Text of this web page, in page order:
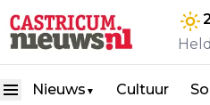
Nieuws ▼ Cultuur